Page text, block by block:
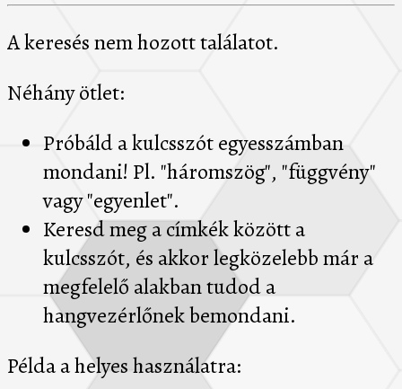
A keresés nem hozott találatot.
Néhány ötlet:
Próbáld a kulcsszót egyesszámban
mondani! Pl. "háromszög", "függvény"
vagy "egyenlet".
Keresd meg a címkék között a
kulcsszót, és akkor legközelebb már a
megfelelő alakban tudod a
hangvezérlőnek bemondani.
Példa a helyes használatra: